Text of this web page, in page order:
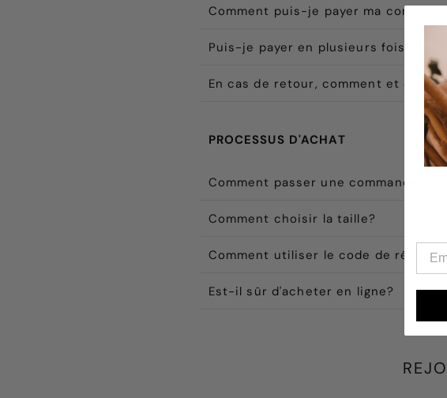
Comment puis-je payer ma
Puis-je payer en plusieurs fois?
En cas de retour, comment et
PROCESSUS D'ACHAT
Comment passer une commande?
Comment choisir la taille?
Comment utiliser le code de
Est-il sûr d'acheter en ligne?